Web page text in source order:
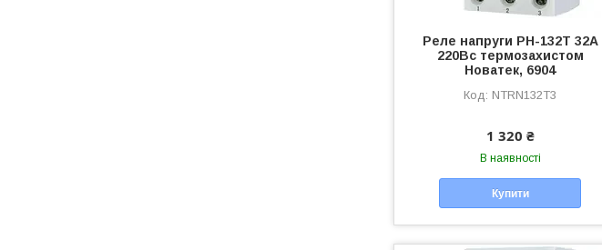
Реле напруги РН-132Т 32А
220Вс термозахистом
Новатек, 6904
NTRN132T3
1 320 ₴
В наявності
Купити